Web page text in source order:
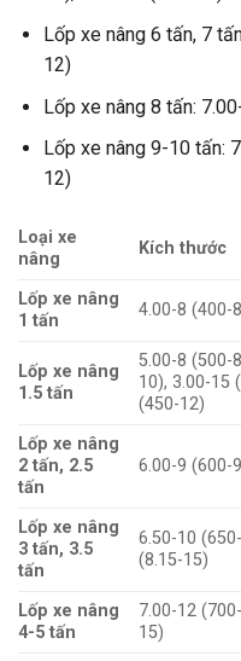
Lốp xe nâng 6 tấn, 7
12)
Lốp xe nâng 8 tấn:
Lốp xe nâng 9-10 tấn:
12)
Loại xe
nâng
Kích thước
Lốp xe nâng
1 tấn
4.00-8 (400-
Lốp xe nâng
1.5 tấn
5.00-8 (500-
10), 3.00-15
(450-12)
Lốp xe nâng
2 tấn, 2.5
tấn
6.00-9 (600-
Lốp xe nâng
3 tấn, 3.5
tấn
6.50-10
(8.15-15)
Lốp xe nâng
4-5 tấn
7.00-12
15)